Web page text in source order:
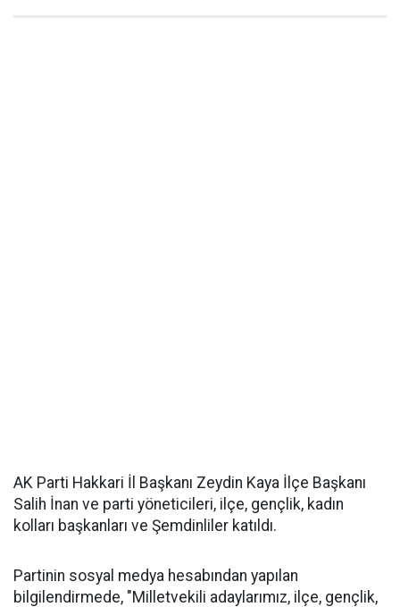
AK Parti Hakkari İl Başkanı Zeydin Kaya İlçe Başkanı
Salih İnan ve parti yöneticileri, ilçe, gençlik, kadın
kolları başkanları ve Şemdinliler katıldı.
Partinin sosyal medya hesabından yapılan
bilgilendirmede, "Milletvekili adaylarımız, ilçe, gençlik,